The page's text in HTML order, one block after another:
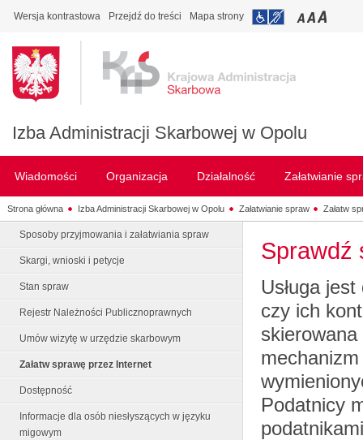
Wersja kontrastowa Przejdź do treści Mapa strony
Izba Administracji Skarbowej w Opolu
Wiadomości Organizacja Działalność Załatwianie
Strona główna Izba Administracji Skarbowej w Opolu Załatwianie spraw Załatw
Sposoby przyjmowania i załatwiania spraw
Skargi, wnioski i petycje
Stan spraw
Rejestr Należności Publicznoprawnych
Umów wizytę w urzędzie skarbowym
Załatw sprawę przez Internet
Dostępność
Informacje dla osób niesłyszących w języku
migowym
Sprawdź
Usługa
czy ich
Podatnicy